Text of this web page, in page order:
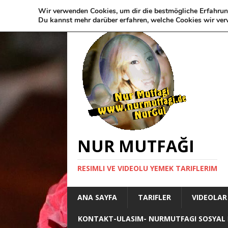
NUR MUTFAĞI
RESIMLI VE VIDEOLU YEMEK TARIFLERIM
ANA SAYFA TARIFLER VIDEOLAR
KONTAKT-ULASIM- NURMUTFAGI SOSYAL
Wir verwenden Cookies, um dir die bestmögliche
Du kannst mehr darüber erfahren, welche Cookies wir